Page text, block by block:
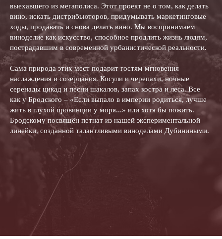
выехавшего из мегаполиса. Этот проект не о том, как делать
вино, искать дистрибьюторов, придумывать маркетинговые
ходы, продавать и снова делать вино. Мы воспринимаем
виноделие как искусство, способное продлить жизнь людям,
пострадавшим в современной урбанистической реальности.
Сама природа этих мест подарит гостям мгновения
наслаждения и созерцания. Косули и черепахи, ночные
серенады цикад и песни шакалов, запах костра и леса. Все
как у Бродского – «Если выпало в империи родиться, лучше
жить в глухой провинции у моря...» или хотя бы пожить.
Бродскому посвящён петнат из нашей экспериментальной
линейки, созданной талантливыми виноделами Дубиниными.